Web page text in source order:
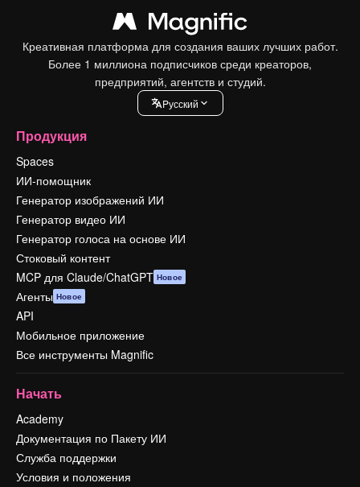
Креативная платформа для создания ваших лучших работ.
Более 1 миллиона подписчиков среди креаторов,
предприятий, агентств и студий.
Pусский
Продукция
Spaces
ИИ-помощник
Генератор изображений ИИ
Генератор видео ИИ
Генератор голоса на основе ИИ
Стоковый контент
MCP для Claude/ChatGPT Новое
Агенты Новое
API
Мобильное приложение
Все инструменты Magnific
Начать
Academy
Документация по Пакету ИИ
Служба поддержки
Условия и положения